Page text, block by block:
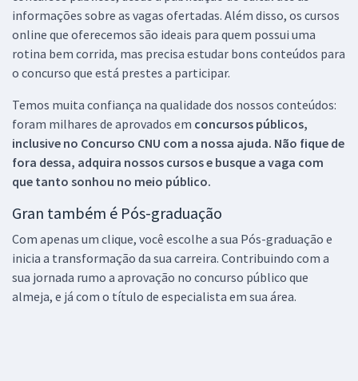
informações sobre as vagas ofertadas. Além disso, os cursos
online que oferecemos são ideais para quem possui uma
rotina bem corrida, mas precisa estudar bons conteúdos para
o concurso que está prestes a participar.
Temos muita confiança na qualidade dos nossos conteúdos:
foram milhares de aprovados em concursos públicos,
inclusive no Concurso CNU com a nossa ajuda. Não fique de
fora dessa, adquira nossos cursos e busque a vaga com
que tanto sonhou no meio público.
Gran também é Pós-graduação
Com apenas um clique, você escolhe a sua Pós-graduação e
inicia a transformação da sua carreira. Contribuindo com a
sua jornada rumo a aprovação no concurso público que
almeja, e já com o título de especialista em sua área.